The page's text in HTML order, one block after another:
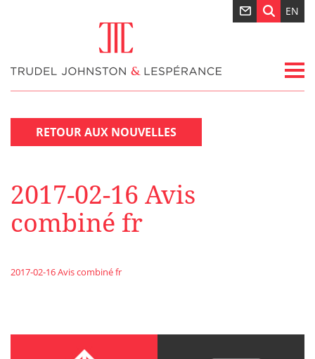
EN
RETOUR AUX NOUVELLES
2017-02-16 Avis
combiné fr
2017-02-16 Avis combiné fr